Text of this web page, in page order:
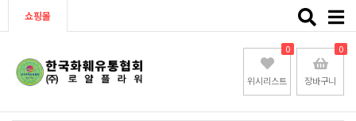
쇼핑몰
Toggle
위시리스트
0
장바구니
0